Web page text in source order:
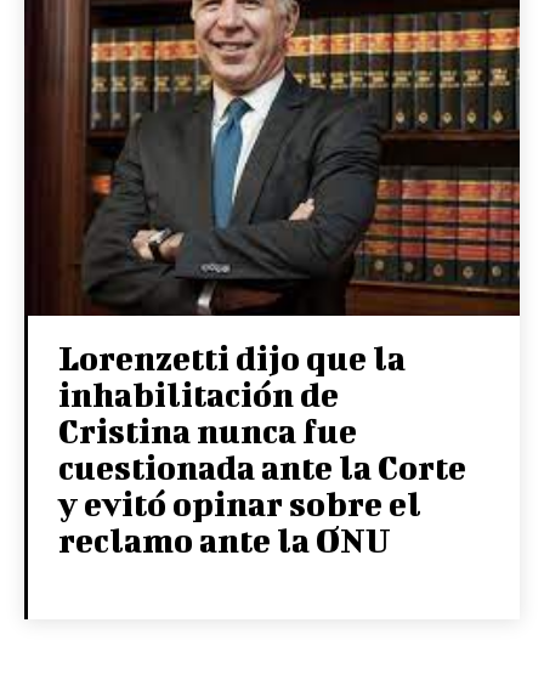
Lorenzetti dijo que la
inhabilitación de
Cristina nunca fue
cuestionada ante la Corte
y evitó opinar sobre el
reclamo ante la ONU